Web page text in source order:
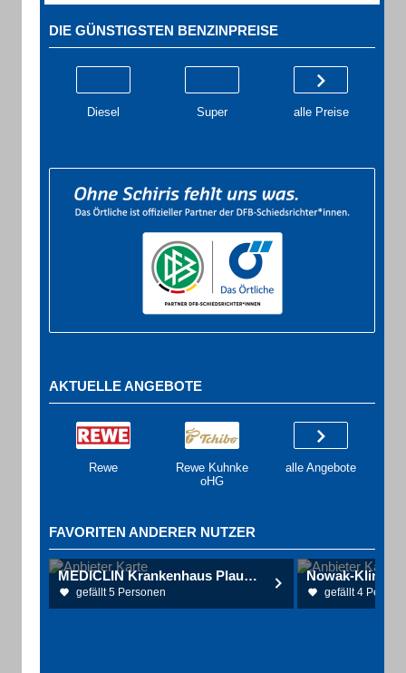
DIE GÜNSTIGSTEN BENZINPREISE
Diesel Super alle Preise
AKTUELLE ANGEBOTE
Rewe
Rewe Kuhnke
oHG
alle Angebote
FAVORITEN ANDERER NUTZER
MEDICLIN Krankenhaus Plau am See
gefällt 5 Personen gefällt 4